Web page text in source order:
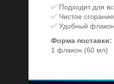
✅ Подходит для
✅ Чистое
✅ Удобный
Форма поставки:
1 флакон (60 мл)